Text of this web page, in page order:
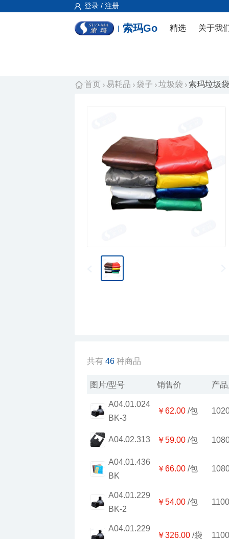
登录 / 注册
索玛Go 精选 关于我
首页 易耗品 袋子 垃圾袋 索玛垃圾
共有 46种商品
图片/型号 销售价 产
BK-3
￥62.00/包
A04.02.313 ￥59.00/包
BK
￥66.00/包
BK-2
￥54.00/包
￥326.00/袋